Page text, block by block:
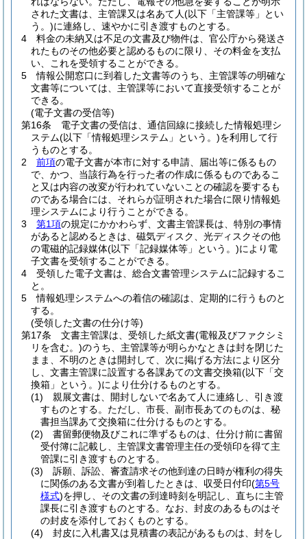
された文書は、主管課又は名あて人(以下「主管課等」とい
う。)に連絡し、速やかに引き渡すものとする。
4
料金の未納又は不足の文書及び物件は、官公庁から発送さ
れたものその他必要と認めるものに限り、その料金を支払
い、これを受領することができる。
5
情報公開窓口に到着した文書等のうち、主管課等の明確な
文書等については、主管課等において直接受領することが
できる。
(電子文書の受信等)
第16条
電子文書の受信は、通信回線に接続した情報処理シ
ステム(以下「情報処理システム」という。)を利用して行
うものとする。
2
前項の電子文書が本市に対する申請、届出等に係るもの
で、かつ、当該行為を行った者の作成に係るものであるこ
と又は内容の改変が行われていないことの確認を要するも
のである場合には、それらが証明された場合に限り情報処
理システムにより行うことができる。
3
第1項の規定にかかわらず、文書主管課長は、特別の事情
があると認めるときは、磁気ディスク、光ディスクその他
の電磁的記録媒体(以下「記録媒体等」という。)により電
子文書を受領することができる。
4
受領した電子文書は、総合文書管理システムに記録するこ
と。
5
情報処理システムへの着信の確認は、定期的に行うものと
する。
(受領した文書の仕分け等)
第17条
文書主管課は、受領した紙文書(電報及びファクシミ
リを含む。)のうち、主管課等が明らかなときは封を閉じた
まま、不明のときは開封して、次に掲げる方法により区分
し、文書主管課に設置する各課あての文書交換箱(以下「交
換箱」という。)により仕分けるものとする。
(1)
親展文書は、開封しないで名あて人に連絡し、引き渡
すものとする。 ただし、市長、副市長あてのものは、秘
書担当課あて交換箱に仕分けるものとする。
(2)
書留郵便物及びこれに準ずるものは、仕分け前に書留
受付簿に記載し、主管課文書管理主任の受領印を得て主
管課に引き渡すものとする。
(3)
訴願、訴訟、審査請求その他到達の日時が権利の得失
に関係のある文書が到着したときは、収受日付印(第5号
様式)を押し、その文書の到達時刻を明記し、直ちに主管
課長に引き渡すものとする。 なお、封皮のあるものはそ
の封皮を添付しておくものとする。
(4)
封皮に入札書又は見積書の表記があるものは、封をし